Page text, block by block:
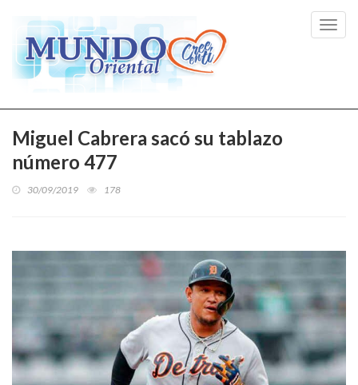
Miguel Cabrera sacó su tablazo
número 477
30/09/2019 178